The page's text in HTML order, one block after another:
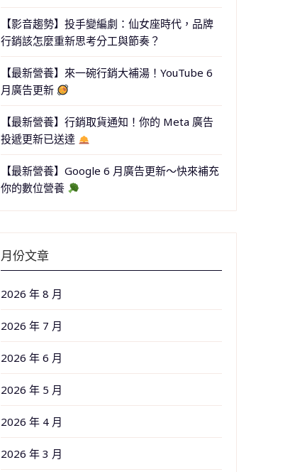
【影音趨勢】投手變編劇：仙女座時代，品牌
行銷該怎麼重新思考分工與節奏？
【最新營養】來一碗行銷大補湯！YouTube 6
月廣告更新
【最新營養】行銷取貨通知！你的 Meta 廣告
投遞更新已送達
【最新營養】Google 6 月廣告更新～快來補充
你的數位營養
月份文章
2026 年 8 月
2026 年 7 月
2026 年 6 月
2026 年 5 月
2026 年 4 月
2026 年 3 月